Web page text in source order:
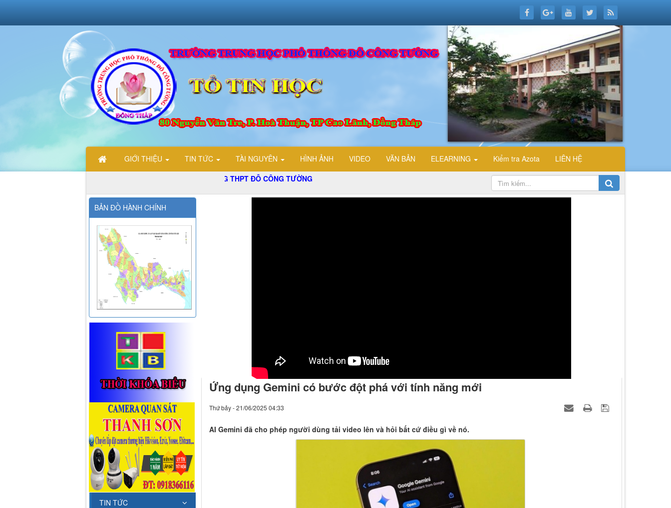
GIỚI THIỆU TIN TỨC TÀI NGUYÊN HÌNH ẢNH VIDEO VĂN BẢN ELEARNING Kiểm tra Azota
LIÊN HỆ
VỚI TRANG THÔNG TIN ĐIỆN TỬ TỔ TIN HỌC TRƯỜNG THPT ĐỖ CÔNG TƯỜNG
Ứng dụng Gemini có bước đột phá với tính năng mới
Thứ bảy - 21/06/2025 04:33
AI Gemini đã cho phép người dùng tải video lên và hỏi bất cứ điều gì về nó.
BẢN ĐỒ HÀNH CHÍNH
TIN TỨC